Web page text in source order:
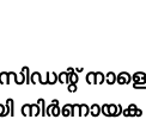
നിർണായക